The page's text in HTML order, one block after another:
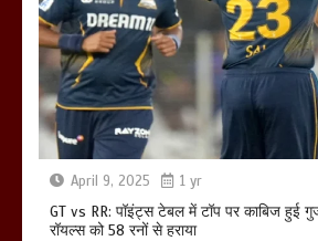
April 9, 2025 1 yr
GT vs RR: पॉइंट्स टेबल में टॉप पर काबिज हुई
रॉयल्स को 58 रनों से हराया